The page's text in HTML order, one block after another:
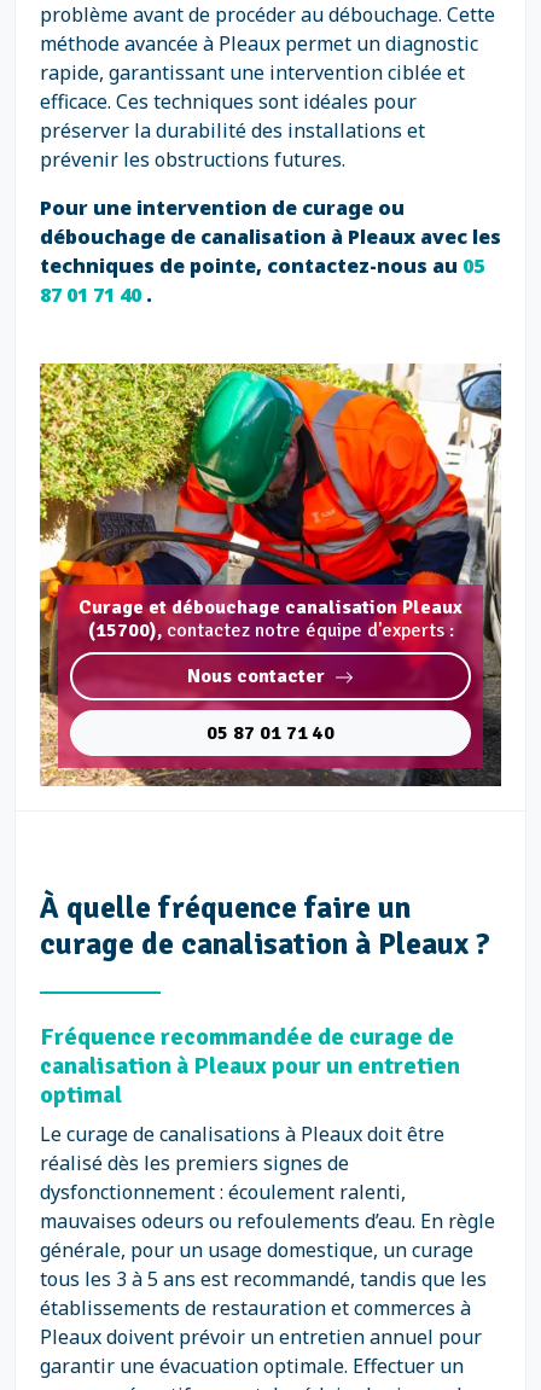
problème avant de procéder au débouchage. Cette
méthode avancée à Pleaux permet un diagnostic
rapide, garantissant une intervention ciblée et
efficace. Ces techniques sont idéales pour
préserver la durabilité des installations et
prévenir les obstructions futures.
Pour une intervention de curage ou
débouchage de canalisation à Pleaux avec les
techniques de pointe, contactez-nous au 05
87 01 71 40.
Curage et débouchage canalisation Pleaux
(15700), contactez notre équipe d'experts :
Nous contacter
05 87 01 71 40
À quelle fréquence faire un
curage de canalisation à Pleaux ?
Fréquence recommandée de curage de
canalisation à Pleaux pour un entretien
optimal
Le curage de canalisations à Pleaux doit être
réalisé dès les premiers signes de
dysfonctionnement : écoulement ralenti,
mauvaises odeurs ou refoulements d’eau. En règle
générale, pour un usage domestique, un curage
tous les 3 à 5 ans est recommandé, tandis que les
établissements de restauration et commerces à
Pleaux doivent prévoir un entretien annuel pour
garantir une évacuation optimale. Effectuer un